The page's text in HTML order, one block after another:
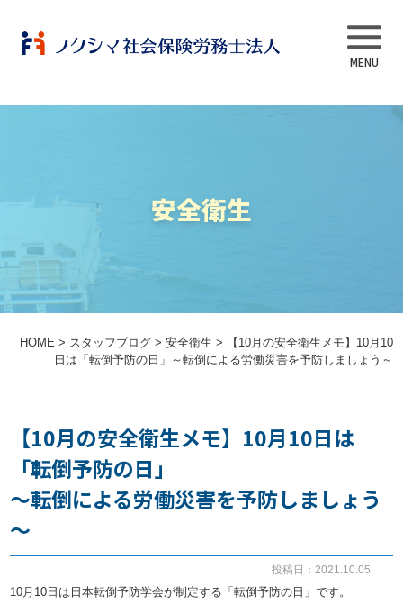
当法人について
よくある質問
お知らせ
事務所だより
安全衛生
HOME > スタッフブログ> 安全衛生 >
【10月の安全衛生メモ】10月10
日は「転倒予防の日」～転倒による労働災害を予防しましょう～
【10月の安全衛生メモ】10月10日は
「転倒予防の日」
～転倒による労働災害を予防しましょう
～
投稿日：2021.10.05
10月10日は日本転倒予防学会が制定する「転倒予防の日」です。